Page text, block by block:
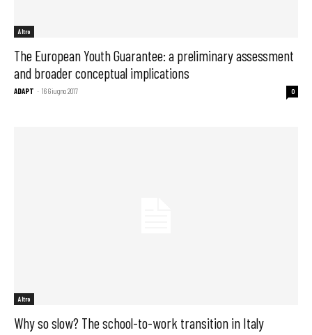
Altro
The European Youth Guarantee: a preliminary assessment
and broader conceptual implications
ADAPT - 16 Giugno 2017 0
Altro
Why so slow? The school-to-work transition in Italy